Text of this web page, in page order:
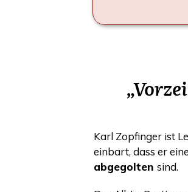
Karl Zopfin­ger ist
ein­bart, dass er
abge­gol­ten sind.